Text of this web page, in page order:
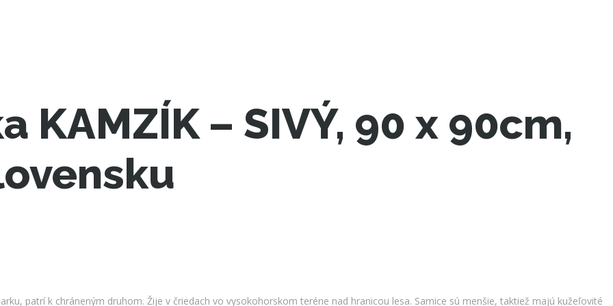
KAMZÍK – SIVÝ, 90 x 90cm,
patrí k chráneným druhom. Žije v čriedach vo vysokohorskom teréne nad hranicou lesa. Samice sú menšie, taktiež majú kužeľovité